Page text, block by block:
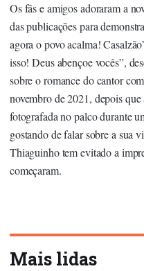
Os fãs e amigos adoraram a
das publicações para
agora o povo acalma!
isso! Deus abençoe vocês”,
sobre o romance do cantor
novembro de 2021, depois
fotografada no palco durante
gostando de falar sobre a sua
Thiaguinho tem evitado a
começaram.
Mais lidas